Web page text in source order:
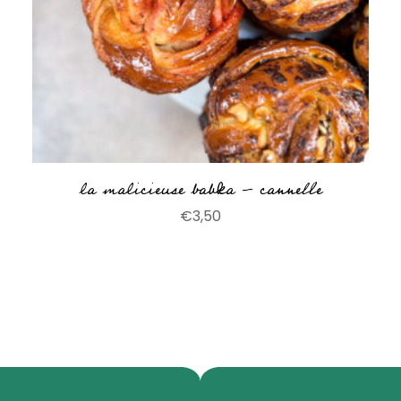
la malicieuse babka – cannelle
€3,50